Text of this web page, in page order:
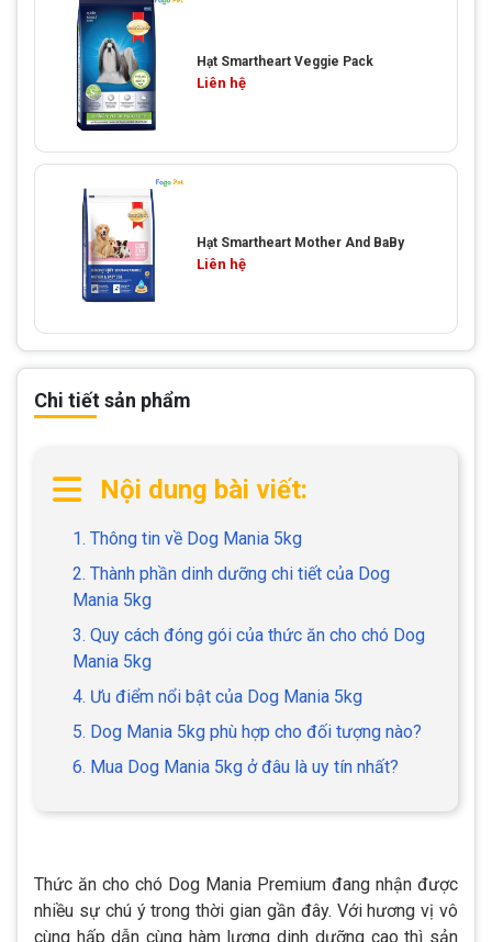
Chi tiết sản phẩm
Nội dung bài viết:
1. Thông tin về Dog Mania 5kg
2. Thành phần dinh dưỡng chi tiết của Dog
Mania 5kg
3. Quy cách đóng gói của thức ăn cho chó Dog
Mania 5kg
4. Ưu điểm nổi bật của Dog Mania 5kg
5. Dog Mania 5kg phù hợp cho đối tượng nào?
6. Mua Dog Mania 5kg ở đâu là uy tín nhất?
Thức ăn cho chó Dog Mania Premium đang nhận được
nhiều sự chú ý trong thời gian gần đây. Với hương vị vô
cùng hấp dẫn cùng hàm lượng dinh dưỡng cao thì sản
Hạt Smartheart Veggie Pack
Liên hệ
Hạt Smartheart Mother And BaBy
Liên hệ